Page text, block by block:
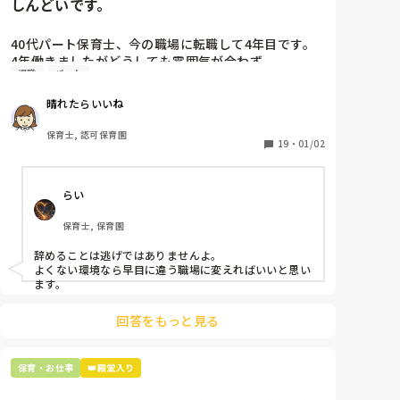
40代パート保育士、今の職場に転職して4年目です。
4年働きましたがどうしても雰囲気が合わず
退職しようと思っています。
周りの職員は、勤続10年以上から何十年という先生が
ほとんどです。
保護者子どもの愚痴悪口が多く、
子どもの前でも
仕方ないよね
もう何も言わずに
子どもの言いなりになればいいんだね
などいう意見で…
上の先生に相談することは難しそうです。
正直苦しい。
辞めることは逃げ、と、過去辞めた人も何年も言われ
退職 パート
晴れたらいいね
保育士, 認可保育園
19 ・ 01/02
らい
保育士, 保育園
辞めることは逃げではありませんよ。
よくない環境なら早目に違う職場に変えればいいと思い
ます。
回答をもっと見る
保育・お仕事 👑殿堂入り